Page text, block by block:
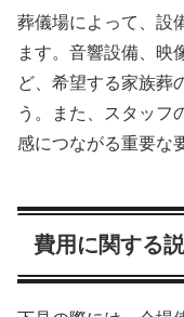
葬儀場によって、設
ます。音響設備、映
ど、希望する家族葬
う。また、スタッフ
感につながる重要な
費用に関する